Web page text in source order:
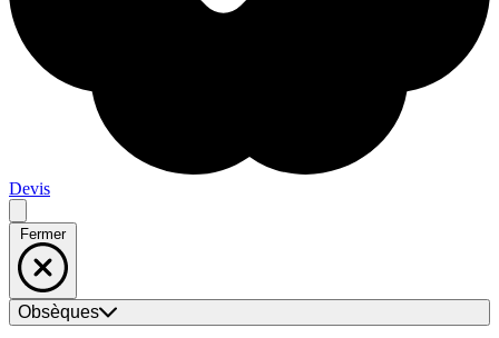
Devis
Fermer
Obsèques